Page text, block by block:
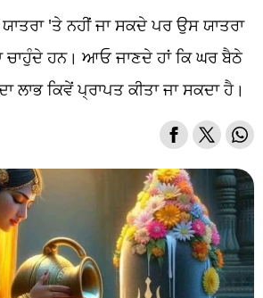
'ਤੇ ਨਹੀਂ ਜਾ ਸਕਦੇ ਪਰ ਉਸ ਯਾਤਰਾ
ਚਾਹੁੰਦੇ ਹਨ। ਆਓ ਜਾਣਦੇ ਹਾਂ ਕਿ ਘਰ ਬੈਠੇ
ਲਾਭ ਕਿਵੇਂ ਪ੍ਰਾਪਤ ਕੀਤਾ ਜਾ ਸਕਦਾ ਹੈ।